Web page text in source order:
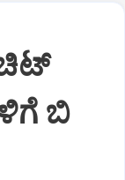
ಚಿಟ್
ಬಿ